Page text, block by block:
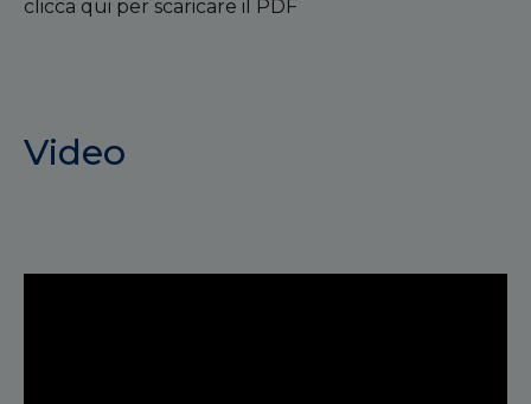
clicca qui per scaricare il PDF
Video